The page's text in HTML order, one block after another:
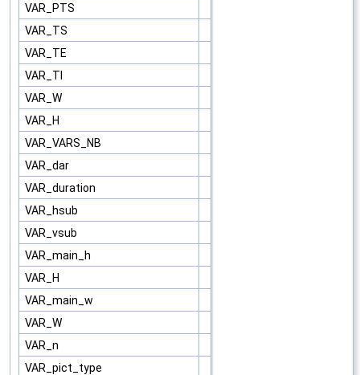
VAR_PTS
VAR_TS
VAR_TE
VAR_TI
VAR_W
VAR_H
VAR_VARS_NB
VAR_dar
VAR_duration
VAR_hsub
VAR_vsub
VAR_main_h
VAR_H
VAR_main_w
VAR_W
VAR_n
VAR_pict_type